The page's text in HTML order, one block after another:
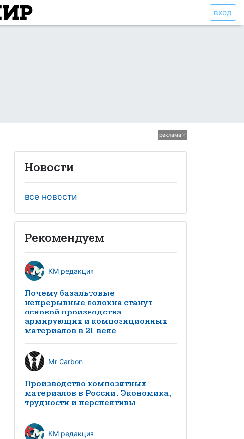
вход
реклама
Новости
все новости
Рекомендуем
КМ редакция
Почему базальтовые
непрерывные волокна станут
основой производства
армирующих и композиционных
материалов в 21 веке
Mr Carbon
Производство композитных
материалов в России. Экономика,
трудности и перспективы
КМ редакция